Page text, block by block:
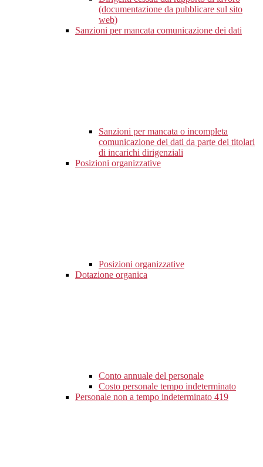
(documentazione da pubblicare sul sito
web)
Sanzioni per mancata comunicazione dei dati
Sanzioni per mancata o incompleta
comunicazione dei dati da parte dei titolari
di incarichi dirigenziali
Posizioni organizzative
Posizioni organizzative
Dotazione organica
Conto annuale del personale
Costo personale tempo indeterminato
Personale non a tempo indeterminato 419